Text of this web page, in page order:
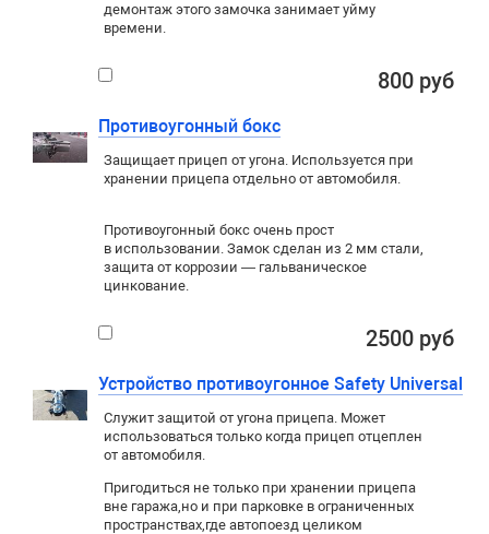
демонтаж этого замочка занимает уйму
времени.
800 руб
Противоугонный бокс
Защищает прицеп от угона. Используется при
хранении прицепа отдельно от автомобиля.
Противоугонный бокс очень прост
в использовании. Замок сделан из 2 мм стали,
защита от коррозии — гальваническое
цинкование.
2500 руб
Устройство противоугонное Safety Universal
Служит защитой от угона прицепа. Может
использоваться только когда прицеп отцеплен
от автомобиля.
Пригодиться не только при хранении прицепа
вне гаража,но и при парковке в ограниченных
пространствах,где автопоезд целиком